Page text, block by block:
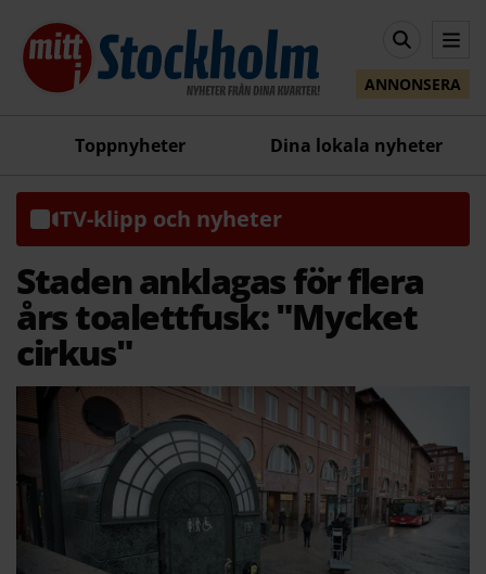
ANNONSERA
Toppnyheter Dina lokala nyheter
TV-klipp och nyheter
Staden anklagas för flera
års toalettfusk: "Mycket
cirkus"